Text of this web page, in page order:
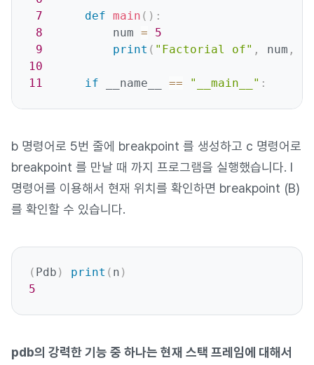
7
def main ( ) :
8
          num
=
5
9
print ( "Factorial of" , num ,
10
11
if __name__ == "__main__" :
b 명령어로 5번 줄에 breakpoint 를 생성하고 c 명령어로
breakpoint 를 만날 때 까지 프로그램을 실행했습니다. l
명령어를 이용해서 현재 위치를 확인하면 breakpoint (B)
를 확인할 수 있습니다.
( Pdb ) print ( n )
5
pdb의 강력한 기능 중 하나는 현재 스택 프레임에 대해서